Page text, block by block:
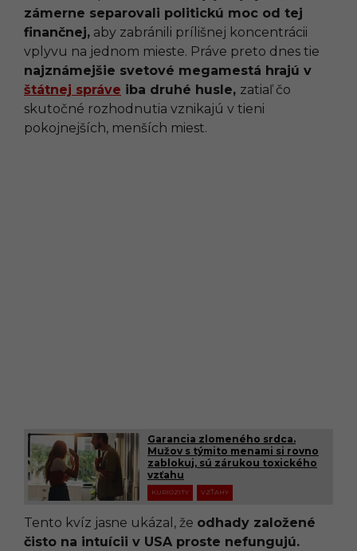
zámerne separovali politickú moc od tej
finančnej, aby zabránili prílišnej koncentrácii
vplyvu na jednom mieste. Práve preto dnes tie
najznámejšie svetové megamestá hrajú v
štátnej správe iba druhé husle, zatiaľ čo
skutočné rozhodnutia vznikajú v tieni
pokojnejších, menších miest.
Garancia zlomeného srdca.
Mužov s týmito menami si rovno
zablokuj, sú zárukou toxického
vzťahu
KURIOZITY VZŤAHY
Tento kvíz jasne ukázal, že odhady založené
čisto na intuícii v USA proste nefungujú.